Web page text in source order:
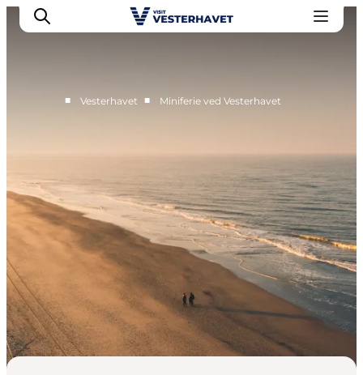
Vores Byer
Mad & Overnatning
Køb billet
Planlæg din ferie
■ Vesterhavet ■ Miniferie ved Vesterhavet